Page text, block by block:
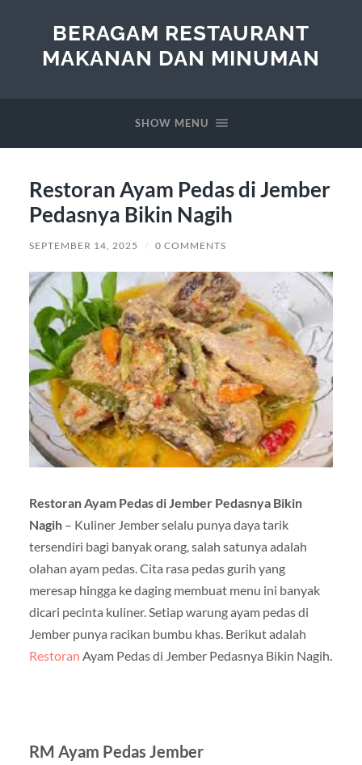
BERAGAM RESTAURANT
MAKANAN DAN MINUMAN
SHOW MENU
Restoran Ayam Pedas di Jember
Pedasnya Bikin Nagih
SEPTEMBER 14, 2025 / 0 COMMENTS
Restoran Ayam Pedas di Jember Pedasnya Bikin
Nagih– Kuliner Jember selalu punya daya tarik
tersendiri bagi banyak orang, salah satunya adalah
olahan ayam pedas. Cita rasa pedas gurih yang
meresap hingga ke daging membuat menu ini banyak
dicari pecinta kuliner. Setiap warung ayam pedas di
Jember punya racikan bumbu khas. Berikut adalah
Restoran Ayam Pedas di Jember Pedasnya Bikin Nagih.
RM Ayam Pedas Jember